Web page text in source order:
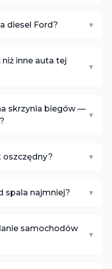
diesel Ford? ▾
inne auta tej
▾
skrzynia biegów —
▾
oszczędny? ▾
spala najmniej? ▾
samochodów
▾